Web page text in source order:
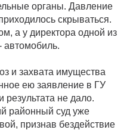
органы. Давление
скрываться.
а у директора одной из
и захвата имущества
ею заявление в ГУ
не дало.
районный суд уже
признав бездействие